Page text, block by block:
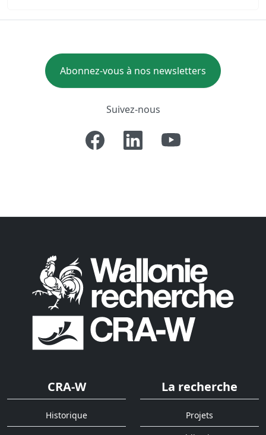
Abonnez-vous à nos newsletters
Suivez-nous
CRA-W
Historique
La recherche
Projets